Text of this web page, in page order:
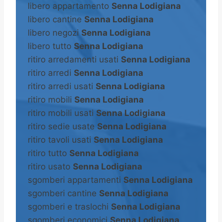
libero appartamento Senna Lodigiana
libero cantine Senna Lodigiana
libero negozi Senna Lodigiana
libero tutto Senna Lodigiana
ritiro arredamenti usati Senna Lodigiana
ritiro arredi Senna Lodigiana
ritiro arredi usati Senna Lodigiana
ritiro mobili Senna Lodigiana
ritiro mobili usati Senna Lodigiana
ritiro sedie usate Senna Lodigiana
ritiro tavoli usati Senna Lodigiana
ritiro tutto Senna Lodigiana
ritiro usato Senna Lodigiana
sgomberi appartamenti Senna Lodigiana
sgomberi cantine Senna Lodigiana
sgomberi e traslochi Senna Lodigiana
sgomberi economici Senna Lodigiana